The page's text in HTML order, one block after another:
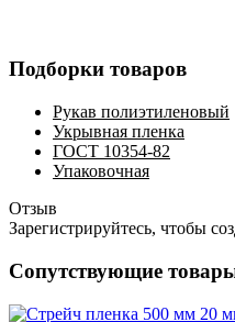
Подборки товаров
Рукав полиэтиленовый
Укрывная пленка
ГОСТ 10354-82
Упаковочная
Отзыв
Зарегистрируйтесь, чтобы
Сопутствующие